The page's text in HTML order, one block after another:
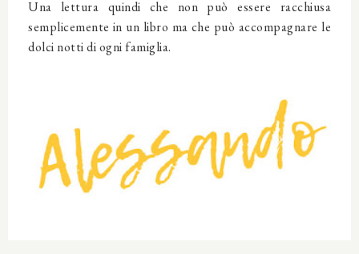
Una lettura quindi che non può essere racchiusa
semplicemente in un libro ma che può accompagnare le
dolci notti di ogni famiglia.